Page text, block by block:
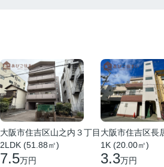
大阪市住吉区山之内３丁目
2LDK (51.88㎡)
7.5万円
大阪市住吉区長
1K (20.00㎡)
3.3万円